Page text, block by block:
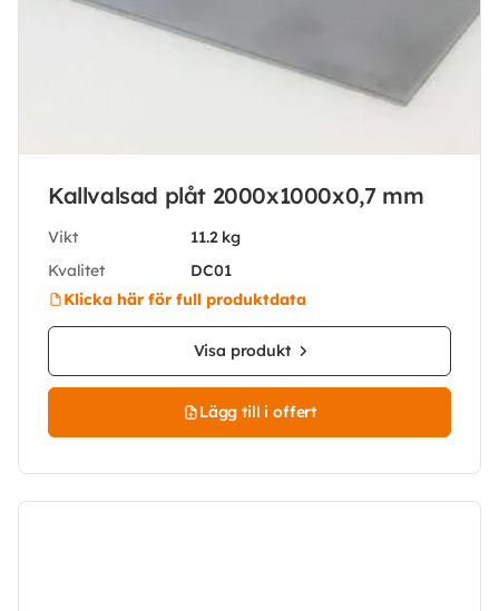
Kallvalsad plåt 2000x1000x0,7 mm
Vikt
11.2 kg
Kvalitet
DC01
Klicka här för full produktdata
Visa produkt
Lägg till i offert